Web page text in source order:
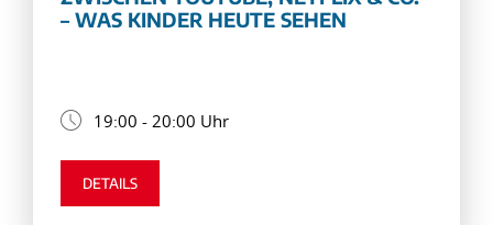
– WAS KINDER HEUTE SEHEN
19:00 - 20:00 Uhr
DETAILS